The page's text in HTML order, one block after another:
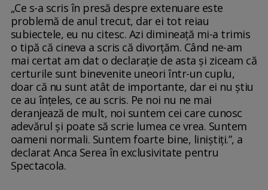
„Ce s-a scris în presă despre extenuare este
problemă de anul trecut, dar ei tot reiau
subiectele, eu nu citesc. Azi dimineață mi-a trimis
o tipă că cineva a scris că divorțăm. Când ne-am
mai certat am dat o declarație de asta și ziceam că
certurile sunt binevenite uneori într-un cuplu,
doar că nu sunt atât de importante, dar ei nu știu
ce au înțeles, ce au scris. Pe noi nu ne mai
deranjează de mult, noi suntem cei care cunosc
adevărul și poate să scrie lumea ce vrea. Suntem
oameni normali. Suntem foarte bine, liniștiți.”, a
declarat Anca Serea în exclusivitate pentru
Spectacola.